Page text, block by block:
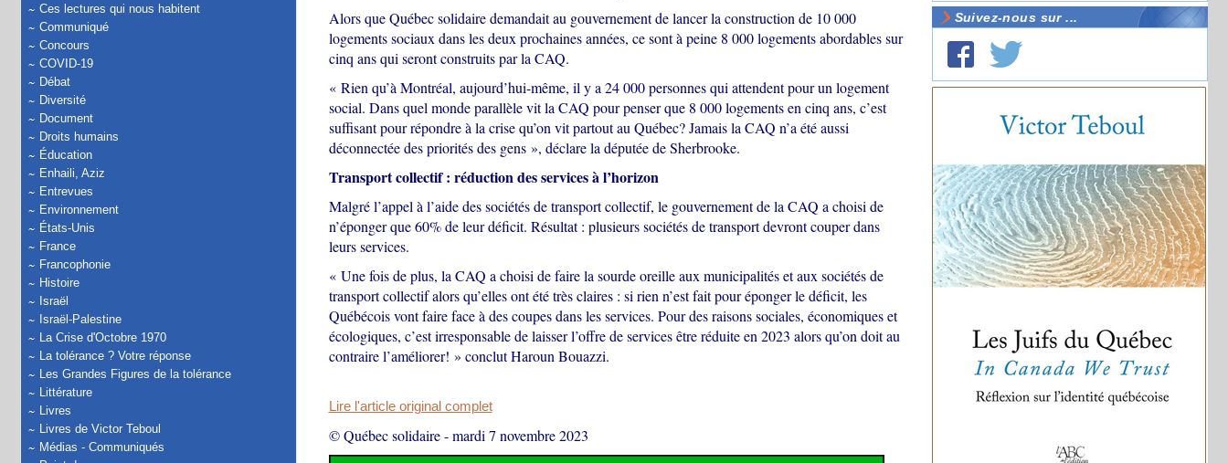
Ces lectures qui nous habitent
Communiqué
Concours
COVID-19
Débat
Diversité
Document
Droits humains
Éducation
Enhaili, Aziz
Entrevues
Environnement
États-Unis
France
Francophonie
Histoire
Israël
Israël-Palestine
La Crise d'Octobre 1970
La tolérance ? Votre réponse
Les Grandes Figures de la tolérance
Littérature
Livres
Livres de Victor Teboul
Médias - Communiqués
Alors que Québec solidaire demandait au gouvernement de lancer la construction de 10 000
logements sociaux dans les deux prochaines années, ce sont à peine 8 000 logements abordables sur
cinq ans qui seront construits par la CAQ.
« Rien qu’à Montréal, aujourd’hui-même, il y a 24 000 personnes qui attendent pour un logement
social. Dans quel monde parallèle vit la CAQ pour penser que 8 000 logements en cinq ans, c’est
suffisant pour répondre à la crise qu’on vit partout au Québec? Jamais la CAQ n’a été aussi
déconnectée des priorités des gens », déclare la députée de Sherbrooke.
Transport collectif : réduction des services à l’horizon
Malgré l’appel à l’aide des sociétés de transport collectif, le gouvernement de la CAQ a choisi de
n’éponger que 60% de leur déficit. Résultat : plusieurs sociétés de transport devront couper dans
leurs services.
« Une fois de plus, la CAQ a choisi de faire la sourde oreille aux municipalités et aux sociétés de
transport collectif alors qu’elles ont été très claires : si rien n’est fait pour éponger le déficit, les
Québécois vont faire face à des coupes dans les services. Pour des raisons sociales, économiques et
écologiques, c’est irresponsable de laisser l’offre de services être réduite en 2023 alors qu’on doit au
contraire l’améliorer! » conclut Haroun Bouazzi.
Lire l'article original complet
© Québec solidaire-mardi 7 novembre 2023
Suivez-nous sur ...